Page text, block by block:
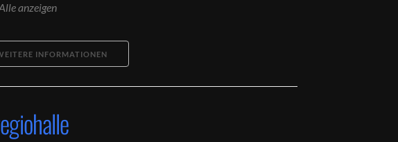
anzeigen
INFORMATIONEN